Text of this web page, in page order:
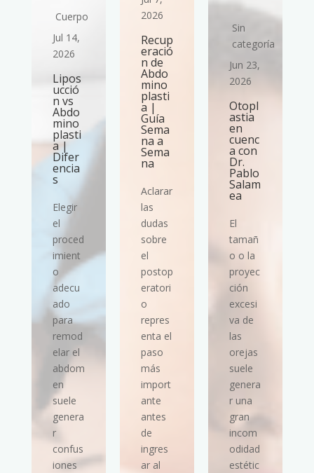
Cuerpo
Jul 14,
2026
Lipos
ucció
n vs
Abdo
mino
plasti
a |
Difer
encia
s
Elegir
el
proced
imient
o
adecu
ado
para
remod
elar el
abdom
en
suele
genera
r
confus
iones
2026
Recup
eració
n de
Abdo
mino
plasti
a |
Guía
Sema
na a
Sema
na
Aclarar
las
dudas
sobre
el
postop
eratori
o
repres
enta el
paso
más
import
ante
antes
de
ingres
ar al
Sin
categoría
Jun 23,
2026
Otopl
astia
en
cuenc
a con
Dr.
Pablo
Salam
ea
El
tamañ
o o la
proyec
ción
excesi
va de
las
orejas
suele
genera
r una
gran
incom
odidad
estétic